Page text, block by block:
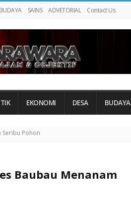
BUDAYA SAINS ADVETORIAL Contact Us
EKONOMI DESA BUDAYA
Seribu Pohon
Baubau Menanam